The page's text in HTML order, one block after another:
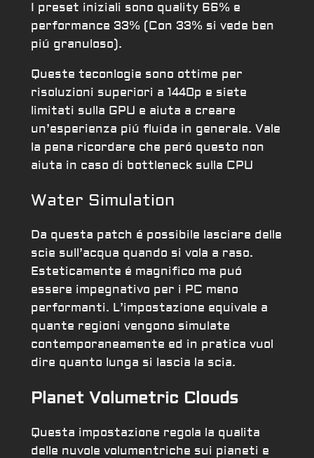
I preset iniziali sono quality 66% e
performance 33% (Con 33% si vede ben
piú granuloso).
Queste teconlogie sono ottime per
risoluzioni superiori a 1440p e siete
limitati sulla GPU e aiuta a creare
un’esperienza piú fluida in generale. Vale
la pena ricordare che peró questo non
aiuta in caso di bottleneck sulla CPU
Water Simulation
Da questa patch é possibile lasciare delle
scie sull’acqua quando si vola a raso.
Esteticamente é magnifico ma puó
essere impegnativo per i PC meno
performanti. L’impostazione equivale a
quante regioni vengono simulate
contemporaneamente ed in pratica vuol
dire quanto lunga si lascia la scia.
Planet Volumetric Clouds
Questa impostazione regola la qualita
delle nuvole volumentriche sui pianeti e